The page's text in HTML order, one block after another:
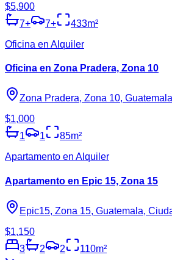
$5,900
7+ 7+ 433m²
Oficina en Alquiler
Oficina en Zona Pradera, Zona 10
Zona Pradera, Zona 10,
$1,000
1
1 85m²
Apartamento en Alquiler
Apartamento en Epic 15, Zona 15
Epic15, Zona 15, Guatemala,
$1,150
3
2 2 110m²